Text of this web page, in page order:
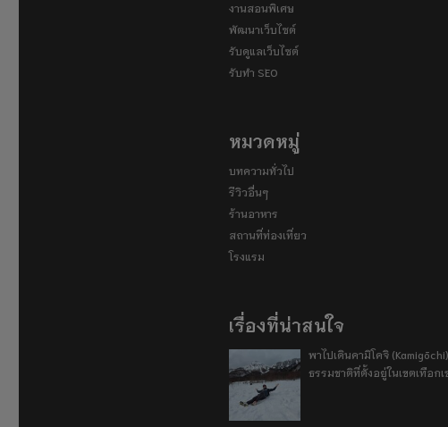
งานสอนพิเศษ
พัฒนาเว็บไซต์
รับดูแลเว็บไซต์
รับทำ SEO
หมวดหมู่
บทความทั่วไป
รีวิวอื่นๆ
ร้านอาหาร
สถานที่ท่องเที่ยว
โรงแรม
เรื่องที่น่าสนใจ
พาไปเดินคามิโคจิ
ธรรมชาติที่ตั้งอยู่ในเขตเทือก